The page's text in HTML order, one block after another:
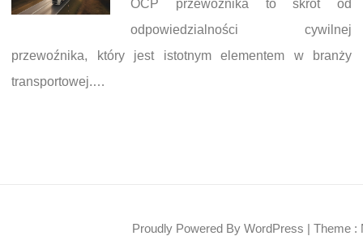
OCP przewoźnika to skrót od
odpowiedzialności cywilnej
przewoźnika, który jest istotnym elementem w branży
transportowej.…
Proudly Powered By WordPress | Theme :